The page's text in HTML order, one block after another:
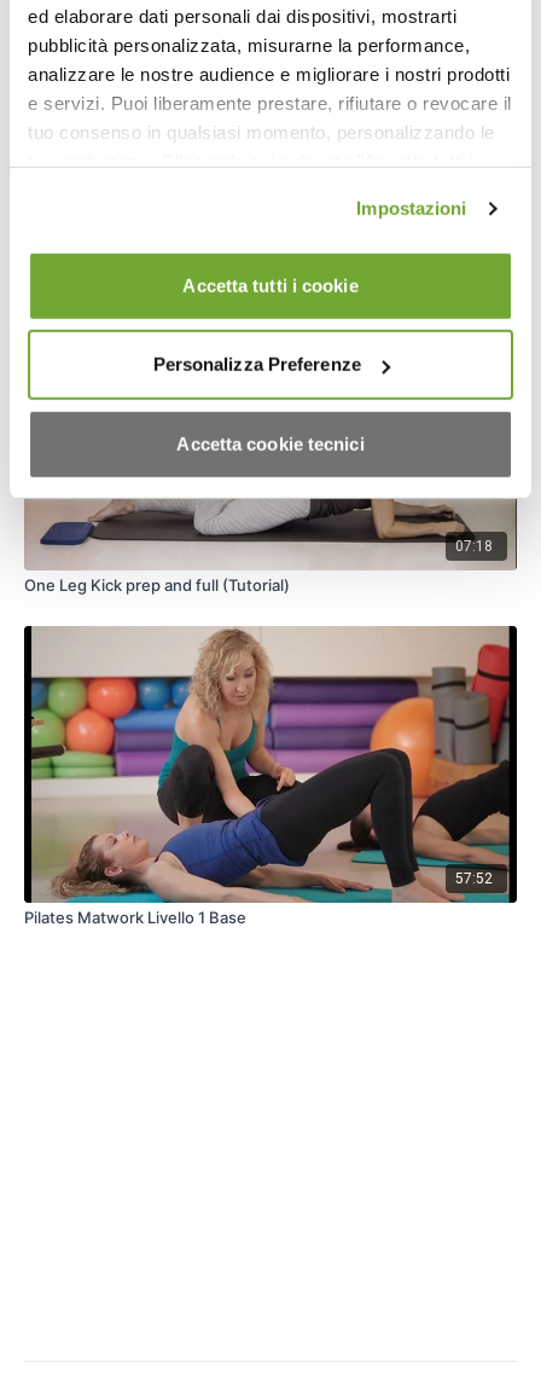
ed elaborare dati personali dai dispositivi, mostrarti
pubblicità personalizzata, misurarne la performance,
analizzare le nostre audience e migliorare i nostri prodotti
e servizi. Puoi liberamente prestare, rifiutare o revocare il
tuo consenso in qualsiasi momento, personalizzando le
finalità indicate. Cliccando sul pulsante "Accetta cookie
tecnici" acconsenti all'uso dei soli cookie tecnici.
Impostazioni
Accetta tutti i cookie
Personalizza Preferenze
Accetta cookie tecnici
16:40
Swimming e Push Ups (Tutorial)
07:18
One Leg Kick prep and full (Tutorial)
57:52
Pilates Matwork Livello 1 Base